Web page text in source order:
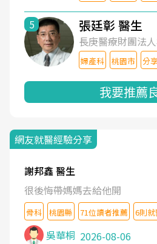
5 張廷彰 醫生
長庚醫療財團法
婦產科 桃園市 分
我要推薦
網友就醫經驗分享
謝邦鑫 醫生
很後悔帶媽媽去給他開
骨科 桃園縣 71位讀者推薦 6則
吳華桐 2026-08-06